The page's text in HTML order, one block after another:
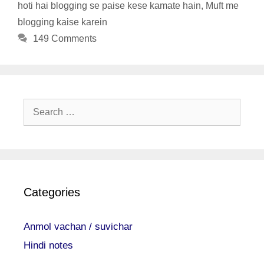
hoti hai blogging se paise kese kamate hain, Muft me
blogging kaise karein
149 Comments
Search
Categories
Anmol vachan / suvichar
Hindi notes